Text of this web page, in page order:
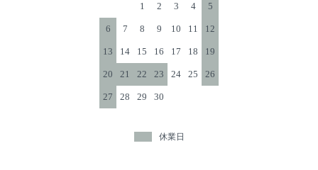
りましたが、乾くと気にならないです。使用時の香りは
朝気分を上げる為のアイテムとして良いと思いました。
もっと香りが長く感じられるといいなと思いました。今
度、週末にワックスのみで使ってみたいと思います！
1 2 3 4 5
6 7 8 9 10 11 12
13 14 15 16 17 18 19
20 21 22 23 24 25 26
27 28 29 30
休業日